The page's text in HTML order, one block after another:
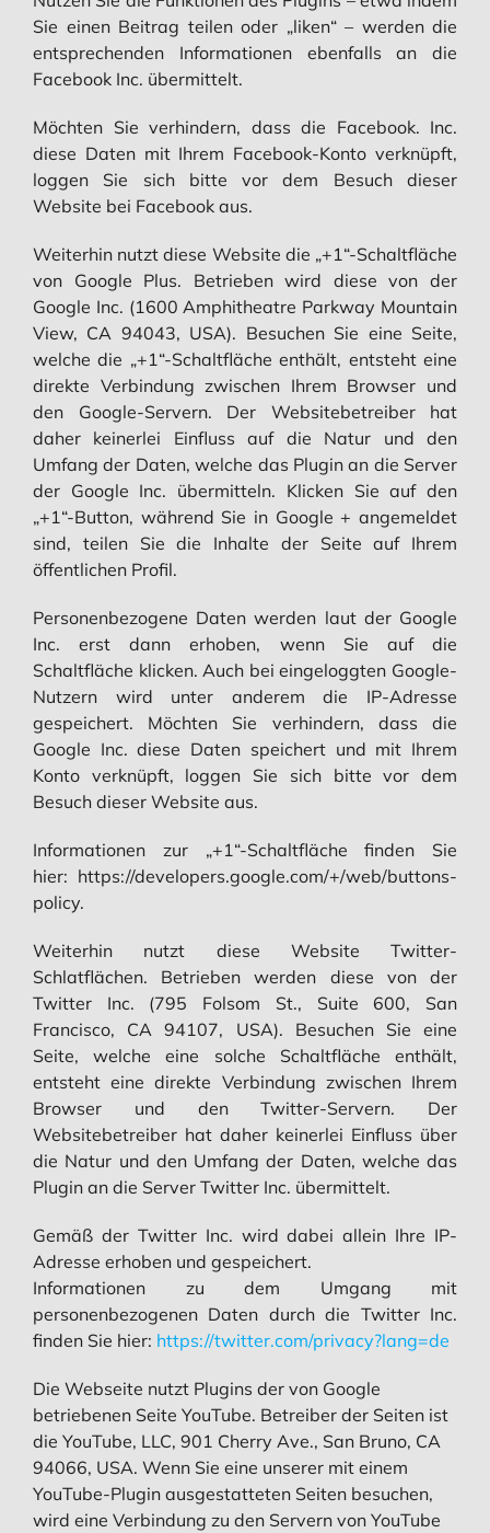
Sie einen Beitrag teilen oder „liken“ – werden die
entsprechenden Informationen ebenfalls an die
Facebook Inc. übermittelt.
Möchten Sie verhindern, dass die Facebook. Inc.
diese Daten mit Ihrem Facebook-Konto verknüpft,
loggen Sie sich bitte vor dem Besuch dieser
Website bei Facebook aus.
Weiterhin nutzt diese Website die „+1“-Schaltfläche
von Google Plus. Betrieben wird diese von der
Google Inc. (1600 Amphitheatre Parkway Mountain
View, CA 94043, USA). Besuchen Sie eine Seite,
welche die „+1“-Schaltfläche enthält, entsteht eine
direkte Verbindung zwischen Ihrem Browser und
den Google-Servern. Der Websitebetreiber hat
daher keinerlei Einfluss auf die Natur und den
Umfang der Daten, welche das Plugin an die Server
der Google Inc. übermitteln. Klicken Sie auf den
„+1“-Button, während Sie in Google + angemeldet
sind, teilen Sie die Inhalte der Seite auf Ihrem
öffentlichen Profil.
Personenbezogene Daten werden laut der Google
Inc. erst dann erhoben, wenn Sie auf die
Schaltfläche klicken. Auch bei eingeloggten Google-
Nutzern wird unter anderem die IP-Adresse
gespeichert. Möchten Sie verhindern, dass die
Google Inc. diese Daten speichert und mit Ihrem
Konto verknüpft, loggen Sie sich bitte vor dem
Besuch dieser Website aus.
Informationen zur „+1“-Schaltfläche finden Sie
hier: https://developers.google.com/+/web/buttons-
policy.
Weiterhin nutzt diese Website Twitter-
Schlatflächen. Betrieben werden diese von der
Twitter Inc. (795 Folsom St., Suite 600, San
Francisco, CA 94107, USA). Besuchen Sie eine
Seite, welche eine solche Schaltfläche enthält,
entsteht eine direkte Verbindung zwischen Ihrem
Browser und den Twitter-Servern. Der
Websitebetreiber hat daher keinerlei Einfluss über
die Natur und den Umfang der Daten, welche das
Plugin an die Server Twitter Inc. übermittelt.
Gemäß der Twitter Inc. wird dabei allein Ihre IP-
Adresse erhoben und gespeichert.
Informationen zu dem Umgang mit
personenbezogenen Daten durch die Twitter Inc.
finden Sie hier: https://twitter.com/privacy?lang=de
Die Webseite nutzt Plugins der von Google
betriebenen Seite YouTube. Betreiber der Seiten ist
die YouTube, LLC, 901 Cherry Ave., San Bruno, CA
94066, USA. Wenn Sie eine unserer mit einem
YouTube-Plugin ausgestatteten Seiten besuchen,
wird eine Verbindung zu den Servern von YouTube